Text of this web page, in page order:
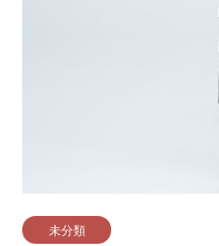
未分類